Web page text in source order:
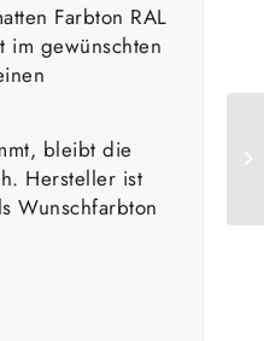
Farbton RAL
im gewünschten
bleibt die
Hersteller ist
Wunschfarbton